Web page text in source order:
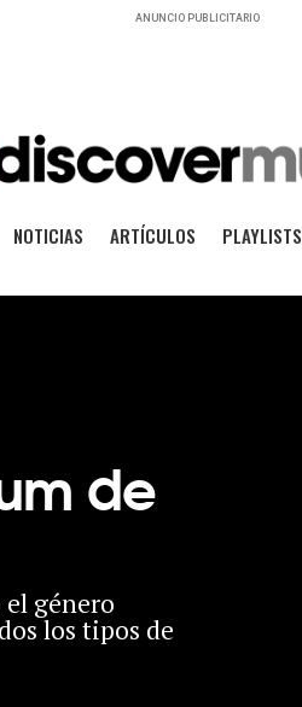
ANUNCIO PUBLICITARIO
NOTICIAS ARTÍCULOS PLAYLISTS
de
el género
los tipos de